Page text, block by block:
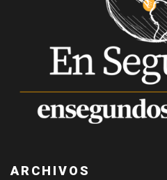
ARCHIVOS